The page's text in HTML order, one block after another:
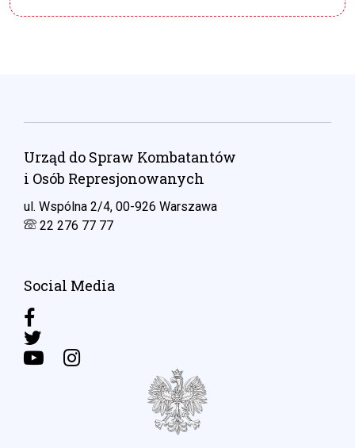
Urząd do Spraw Kombatantów
i Osób Represjonowanych
ul. Wspólna 2/4, 00-926 Warszawa
22 276 77 77
Social Media